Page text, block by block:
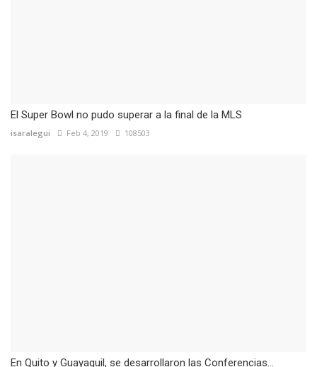
El Super Bowl no pudo superar a la final de la MLS
isaralegui Feb 4, 2019 108503
En Quito y Guayaquil, se desarrollaron las Conferencias...